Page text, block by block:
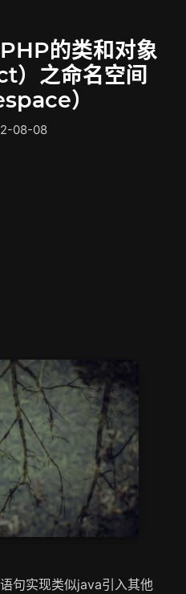
的类和对象
）之命名空间
）
08-08
句实现类似java引入其他